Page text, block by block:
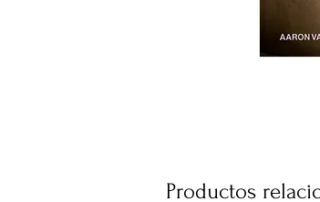
Productos